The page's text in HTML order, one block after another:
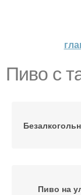
Пиво с
Пиво на